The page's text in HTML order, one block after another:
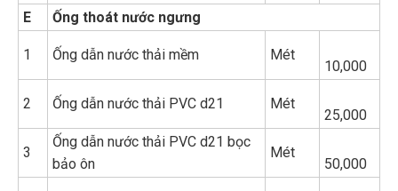
E
Ống thoát nước ngưng
1 Ống dẫn nước thải mềm Mét
10,000
2 Ống dẫn nước thải PVC d21 Mét
25,000
3
Ống dẫn nước thải PVC d21 bọc
bảo ôn
Mét
50,000